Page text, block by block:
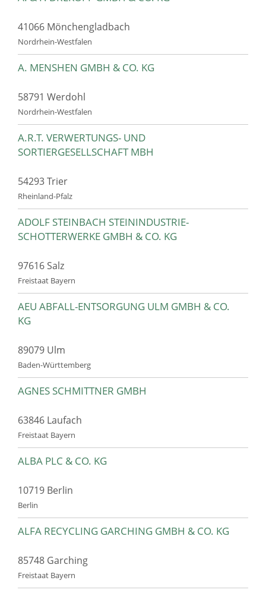
41066 Mönchengladbach
Nordrhein-Westfalen
A. MENSHEN GMBH & CO. KG
58791 Werdohl
Nordrhein-Westfalen
A.R.T. VERWERTUNGS- UND
SORTIERGESELLSCHAFT MBH
54293 Trier
Rheinland-Pfalz
ADOLF STEINBACH STEININDUSTRIE-
SCHOTTERWERKE GMBH & CO. KG
97616 Salz
Freistaat Bayern
AEU ABFALL-ENTSORGUNG ULM GMBH & CO.
KG
89079 Ulm
Baden-Württemberg
AGNES SCHMITTNER GMBH
63846 Laufach
Freistaat Bayern
ALBA PLC & CO. KG
10719 Berlin
Berlin
ALFA RECYCLING GARCHING GMBH & CO. KG
85748 Garching
Freistaat Bayern